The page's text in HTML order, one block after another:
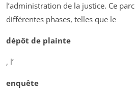
l’administration de la justice. Ce
différentes phases, telles que le
dépôt de plainte
, l’
enquête